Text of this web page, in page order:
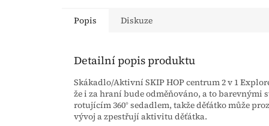
Popis Diskuze
Detailní popis produktu
Skákadlo/Aktivní SKIP HOP centrum 2 v 1
že i za hraní bude odměňováno, a to barevnými
rotujícím 360° sedadlem, takže děťátko může
vývoj a zpestřují aktivitu děťátka.